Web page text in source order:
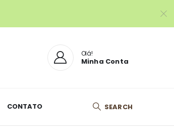
Olá!
Minha Conta
CONTATO SEARCH